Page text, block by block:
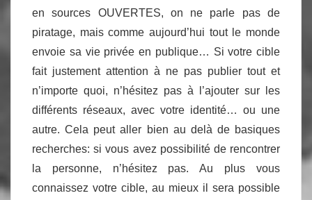
en sources OUVERTES, on ne parle pas de
piratage, mais comme aujourd’hui tout le monde
envoie sa vie privée en publique… Si votre cible
fait justement attention à ne pas publier tout et
n’importe quoi, n’hésitez pas à l’ajouter sur les
différents réseaux, avec votre identité… ou une
autre. Cela peut aller bien au delà de basiques
recherches: si vous avez possibilité de rencontrer
la personne, n’hésitez pas. Au plus vous
connaissez votre cible, au mieux il sera possible